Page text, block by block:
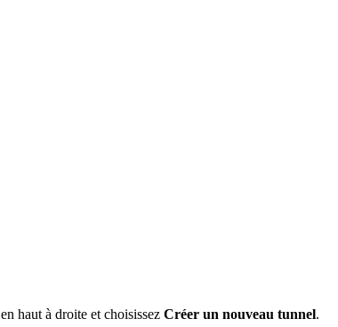
en haut à droite et choisissez Créer un nouveau tunnel.